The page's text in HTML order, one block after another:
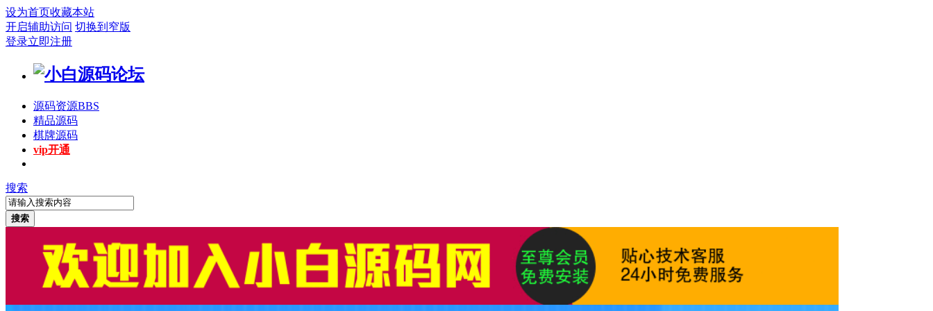
设为首页收藏本站
开启辅助访问 切换到窄版
登录立即注册
源码资源BBS
精品源码
棋牌源码
vip开通
搜索
搜索